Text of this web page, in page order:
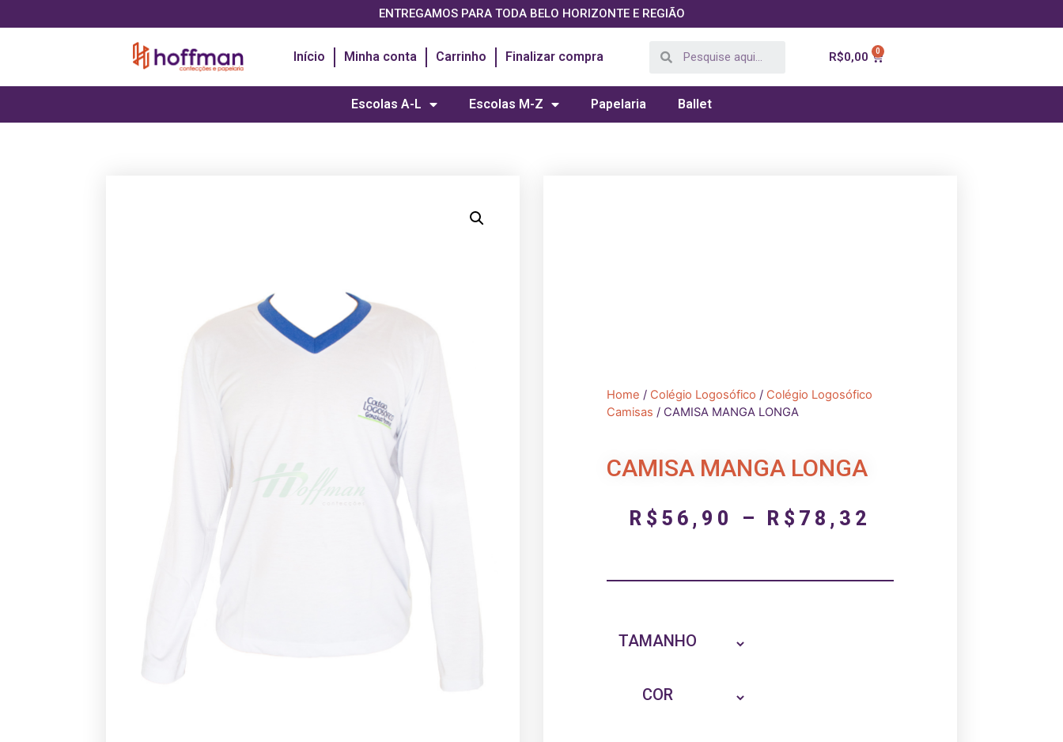
ENTREGAMOS PARA TODA BELO HORIZONTE E REGIÃO
Início Minha conta Carrinho Finalizar compra R$0,00
Escolas A-L Escolas M-Z Papelaria Ballet
Home / Colégio Logosófico / Colégio Logosófico
Camisas / CAMISA MANGA LONGA
CAMISA MANGA LONGA
R$ 56,90 – R$ 78,32
TAMANHO
COR